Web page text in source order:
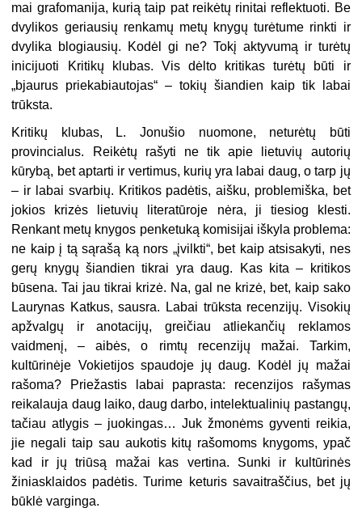
mai grafomanija, kurią taip pat reikėtų rinitai reflektuoti. Be
dvylikos geriausių renkamų metų knygų turėtume rinkti ir
dvylika blogiausių. Kodėl gi ne? Tokį aktyvumą ir turėtų
inicijuoti Kritikų klubas. Vis dėlto kritikas turėtų būti ir
„bjaurus priekabiautojas“ – tokių šiandien kaip tik labai
trūksta.
Kritikų klubas, L. Jonušio nuomone, neturėtų būti
provincialus. Reikėtų rašy­ti ne tik apie lietuvių autorių
kūrybą, bet aptarti ir vertimus, kurių yra labai daug, o tarp jų
– ir labai svarbių. Kritikos padėtis, aišku, problemiška, bet
jokios krizės lietuvių literatūroje nėra, ji tiesiog klesti.
Renkant metų knygos penke­tuką komisijai iškyla problema:
ne kaip į tą sąrašą ką nors „įvilkti“, bet kaip atsisakyti, nes
gerų knygų šiandien tikrai yra daug. Kas kita – kritikos
būsena. Tai jau tikrai krizė. Na, gal ne krizė, bet, kaip sako
Laurynas Katkus, sausra. Labai trūksta recenzijų. Visokių
apžvalgų ir anotacijų, greičiau atliekančių rek­lamos
vaidmenį, – aibės, o rimtų recenzijų mažai. Tarkim,
kultūrinėje Vokietijos spaudoje jų daug. Kodėl jų mažai
rašoma? Priežastis labai paprasta: recenzijos rašymas
reikalauja daug laiko, daug darbo, intelektualinių pastangų,
tačiau atlygis – juokingas… Juk žmonėms gyventi reikia,
jie negali taip sau aukotis kitų rašomoms knygoms, ypač
kad ir jų triūsą mažai kas vertina. Sunki ir kultūrinės
žiniasklaidos padėtis. Turime keturis savaitraščius, bet jų
būklė varginga.